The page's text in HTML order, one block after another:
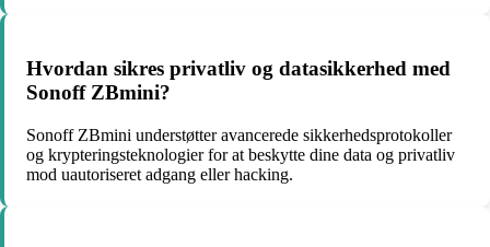
Hvordan sikres privatliv og datasikkerhed med
Sonoff ZBmini?
Sonoff ZBmini understøtter avancerede sikkerhedsprotokoller
og krypteringsteknologier for at beskytte dine data og privatliv
mod uautoriseret adgang eller hacking.